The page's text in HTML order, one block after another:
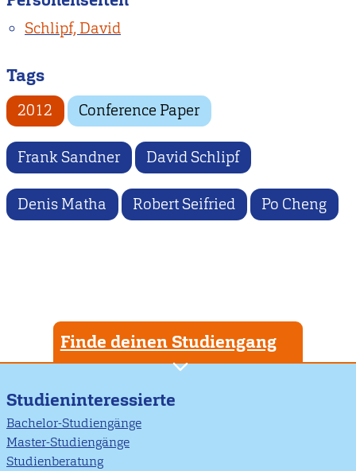
Schlipf, David
Tags
2012 Conference Paper
Frank Sandner David Schlipf
Denis Matha Robert Seifried Po Cheng
Finde deinen Studiengang
Studieninteressierte
Bachelor-Studiengänge
Master-Studiengänge
Studienberatung